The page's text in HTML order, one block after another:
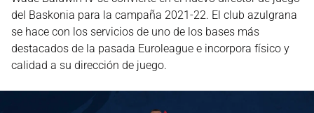
del Baskonia para la campaña 2021-22. El club azulgrana
se hace con los servicios de uno de los bases más
destacados de la pasada Euroleague e incorpora físico y
calidad a su dirección de juego.